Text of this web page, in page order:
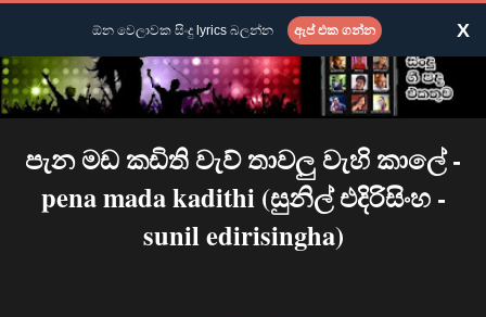
පැන මඩ කඩිති වැව් තාවලු වැහි කාලේ -
pena mada kadithi (සුනිල් එදිරිසිංහ -
sunil edirisingha)
ඕන වෙලාවක සිංදු lyrics බලන්න ඇප් එක ගන්න X